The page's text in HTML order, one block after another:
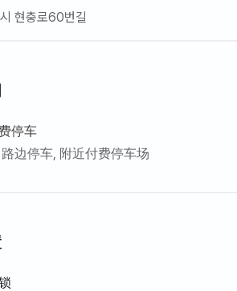
현충로60번길
停车
边停车, 附近付费停车场
子
安
灶·电磁炉
炉
机
机
板、刀、剪刀等）
、杯等）
桶盖
洒
·护发素
垫·折叠床垫
帘
烤设施
身房
共桑拿
按摩浴缸
缸·桧木浴
炉
暖
油气(LPG)
能源
络